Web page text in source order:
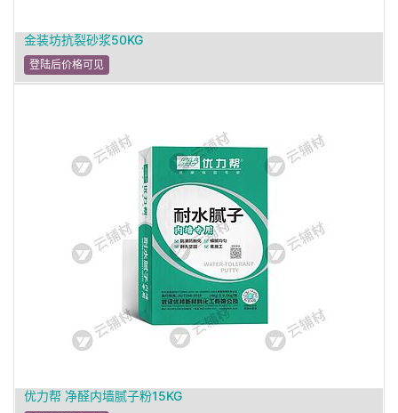
金装坊抗裂砂浆50KG
登陆后价格可见
优力帮 净醛内墙腻子粉15KG